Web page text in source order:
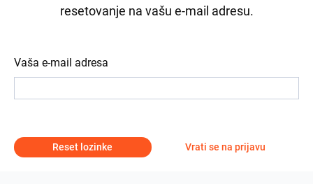
resetovanje na vašu e-mail adresu.
Vaša e-mail adresa
Reset lozinke Vrati se na prijavu